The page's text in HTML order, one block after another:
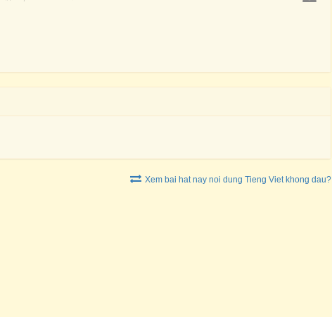
Xem bai hat nay noi dung Tieng Viet khong dau?